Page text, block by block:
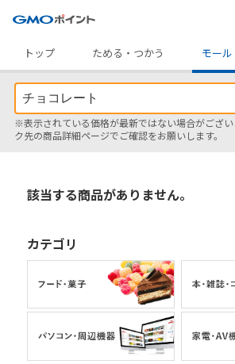
トップ
ためる・つかう モール
※表示されている価格が最新ではない場合がござ
ク先の商品詳細ページでご確認をお願いします。
該当する商品がありません。
カテゴリ